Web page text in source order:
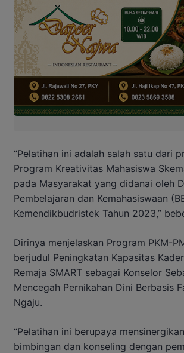
“Pelatihan ini adalah salah satu dari
Program Kreativitas Mahasiswa
pada Masyarakat yang didanai oleh
Pembelajaran dan Kemahasiswaan
Kemendikbudristek Tahun 2023,”
Dirinya menjelaskan Program PKM-
berjudul Peningkatan Kapasitas
Remaja SMART sebagai Konselor
Mencegah Pernikahan Dini Berbasis
Ngaju.
“Pelatihan ini berupaya
bimbingan dan konseling dengan